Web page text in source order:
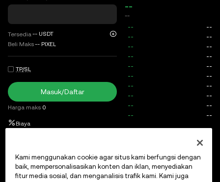
Tersedia -- USDT
Beli Maks-- PIXEL
TP/SL
Masuk/Daftar
Harga maks 0
Biaya
--
--
Kami menggunakan cookie agar situs kami berfungsi dengan
baik, mempersonalisasikan konten dan iklan, menyediakan
fitur media sosial, dan menganalisis trafik kami. Kami juga